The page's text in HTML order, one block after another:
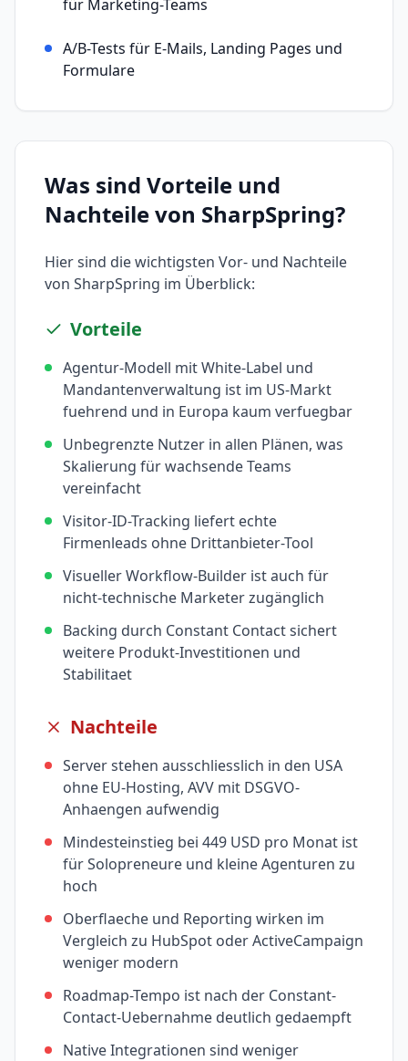
für Marketing-Teams
A/B-Tests für E-Mails, Landing Pages und
Formulare
Was sind Vorteile und
Nachteile von SharpSpring?
Hier sind die wichtigsten Vor- und Nachteile
von SharpSpring im Überblick:
Vorteile
Agentur-Modell mit White-Label und
Mandantenverwaltung ist im US-Markt
fuehrend und in Europa kaum verfuegbar
Unbegrenzte Nutzer in allen Plänen, was
Skalierung für wachsende Teams
vereinfacht
Visitor-ID-Tracking liefert echte
Firmenleads ohne Drittanbieter-Tool
Visueller Workflow-Builder ist auch für
nicht-technische Marketer zugänglich
Backing durch Constant Contact sichert
weitere Produkt-Investitionen und
Stabilitaet
Nachteile
Server stehen ausschliesslich in den USA
ohne EU-Hosting, AVV mit DSGVO-
Anhaengen aufwendig
Mindesteinstieg bei 449 USD pro Monat ist
für Solopreneure und kleine Agenturen zu
hoch
Oberflaeche und Reporting wirken im
Vergleich zu HubSpot oder ActiveCampaign
weniger modern
Roadmap-Tempo ist nach der Constant-
Contact-Uebernahme deutlich gedaempft
Native Integrationen sind weniger